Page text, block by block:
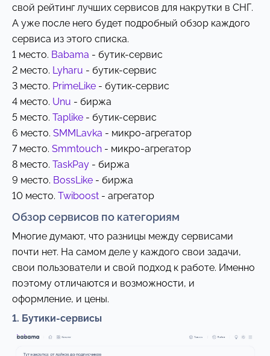
свой рейтинг лучших сервисов для накрутки в СНГ.
А уже после него будет подробный обзор каждого
сервиса из этого списка.
1 место. Babama - бутик-сервис
2 место. Lyharu - бутик-сервис
3 место. PrimeLike - бутик-сервис
4 место. Unu - биржа
5 место. Taplike - бутик-сервис
6 место. SMMLavka - микро-агрегатор
7 место. Smmtouch - микро-агрегатор
8 место. TaskPay - биржа
9 место. BossLike - биржа
10 место. Twiboost - агрегатор
Обзор сервисов по категориям
Многие думают, что разницы между сервисами
почти нет. На самом деле у каждого свои задачи,
свои пользователи и свой подход к работе. Именно
поэтому отличаются и возможности, и
оформление, и цены.
1. Бутики-сервисы